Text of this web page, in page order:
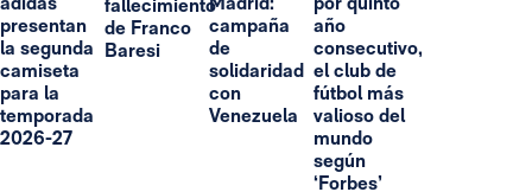
presentan
la segunda
camiseta
para la
temporada
2026-27
fallecimiento
de Franco
Baresi
campaña
de
solidaridad
con
Venezuela
año
consecutivo,
el club de
fútbol más
valioso del
mundo
según
‘Forbes’